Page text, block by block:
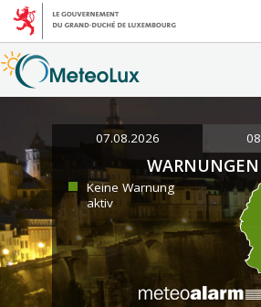
07.08.2026
WARNUNGEN
Keine Warnung
aktiv